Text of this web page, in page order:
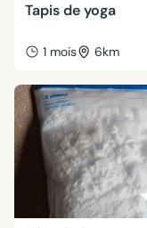
Tapis de yoga
1 mois 6km